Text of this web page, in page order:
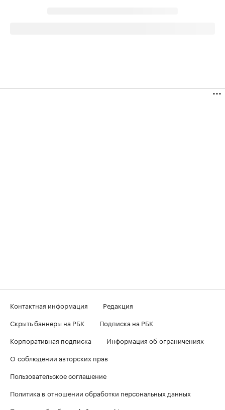
Контактная информация
Редакция
Скрыть баннеры на РБК
Подписка на РБК
Корпоративная подписка
Информация об ограничениях
О соблюдении авторских прав
Пользовательское соглашение
Политика в отношении обработки персональных данных